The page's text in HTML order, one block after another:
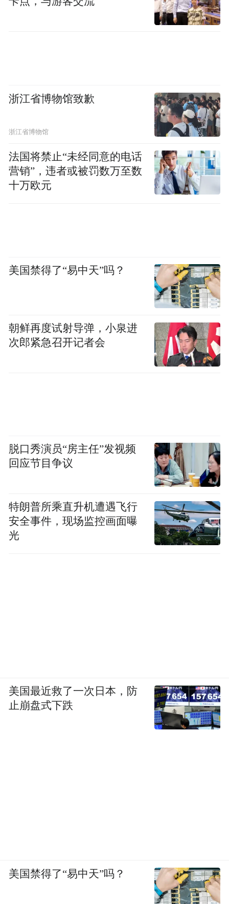
浙江省博物馆致歉
浙江省博物馆
法国将禁止“未经同意的电话
营销”，违者或被罚数万至数
十万欧元
美国禁得了“易中天”吗？
朝鲜再度试射导弹，小泉进
次郎紧急召开记者会
脱口秀演员“房主任”发视频
回应节目争议
特朗普所乘直升机遭遇飞行
安全事件，现场监控画面曝
光
美国最近救了一次日本，防
止崩盘式下跌
美国禁得了“易中天”吗？